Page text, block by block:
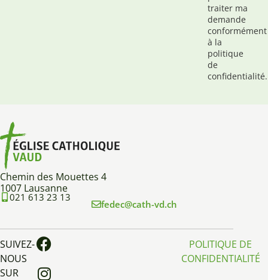
traiter ma
demande
conformément
à la
politique
de
confidentialité.
Chemin des Mouettes 4
1007 Lausanne
021 613 23 13
fedec@cath-vd.ch
SUIVEZ-
NOUS
SUR
POLITIQUE DE
CONFIDENTIALITÉ